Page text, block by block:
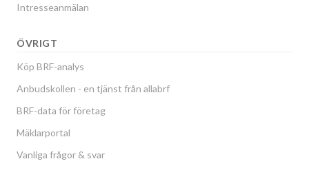
Intresseanmälan
ÖVRIGT
Köp BRF-analys
Anbudskollen - en tjänst från allabrf
BRF-data för företag
Mäklarportal
Vanliga frågor & svar